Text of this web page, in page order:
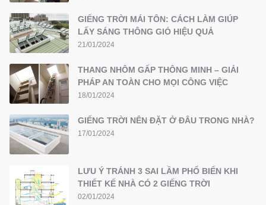
GIẾNG TRỜI MÁI TÔN: CÁCH LÀM GIÚP
LẤY SÁNG THÔNG GIÓ HIỆU QUẢ
21/01/2024
THANG NHÔM GẤP THÔNG MINH – GIẢI
PHÁP AN TOÀN CHO MỌI CÔNG VIỆC
18/01/2024
GIẾNG TRỜI NÊN ĐẶT Ở ĐÂU TRONG NHÀ?
17/01/2024
LƯU Ý TRÁNH 3 SAI LẦM PHỔ BIẾN KHI
THIẾT KẾ NHÀ CÓ 2 GIẾNG TRỜI
02/01/2024